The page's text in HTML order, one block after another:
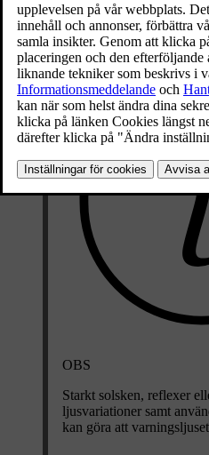
begränsningar.
OBS
Starkt solsken, reflexer
ljusvariationer samt
kan göra att